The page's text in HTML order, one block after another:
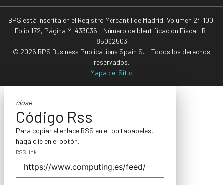
BPS está inscrita en el Registro Mercantil de Madrid, Volumen 24.100,
Folio 172, Página M-433036 - Número de Identificación Fiscal: B-
85062503
© 2026 BPS Business Publications Spain S.L. Todos los derechos
reservados.
Mapa del Sitio
close
Código Rss
Para copiar el enlace RSS en el portapapeles,
haga clic en el botón.
RSS link